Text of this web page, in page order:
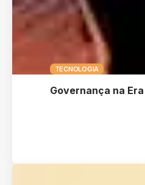
TECNOLOGIA
Governança na